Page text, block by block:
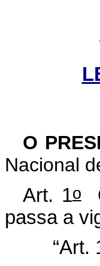
O
Nacional
Art. 1o
passa a
“Art.